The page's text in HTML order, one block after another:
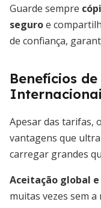
Guarde sempre
seguroe
de confiança,
Benefícios
Apesar das tarifas,
vantagens que
carregar grandes
Aceitação global
muitas vezes sem